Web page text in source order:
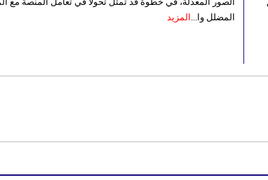
المضلل وا... المزيد